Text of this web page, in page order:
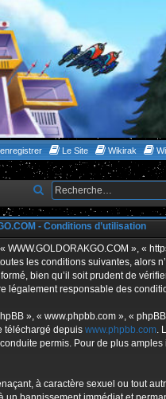
Le Site Wikirak
e
c
h
e
r
h
e
- Conditions d’utilisation
», «
les conditions suivantes, alors
bien qu’il soit prudent de
légalement responsable des
», « www.phpbb.com », «
téléchargé depuis www.phpbb.com.
permis. Pour de plus
à caractère sexuel ou tout